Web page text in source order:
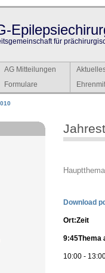
für
AG Mitteilungen
Formulare
Download
Ort:Zeit
9:45Thema
10:00 -